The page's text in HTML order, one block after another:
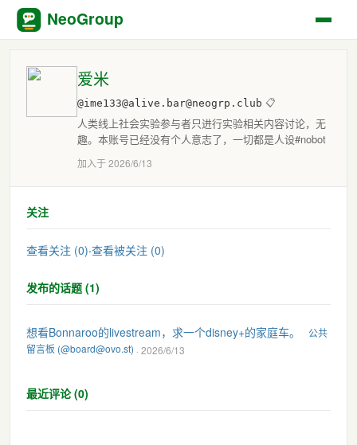
NeoGroup
爱米
@ime133@alive.bar@neogrp.club 📋
人类线上社会实验参与者只进行实验相关内容讨论，无
趣。本账号已经没有个人意志了，一切都是人设#nobot
加入于 2026/6/13
关注
查看关注 (0)·查看被关注 (0)
发布的话题 (1)
想看Bonnaroo的livestream，求一个disney+的家庭车。 公共
留言板 (@board@ovo.st) · 2026/6/13
最近评论 (0)